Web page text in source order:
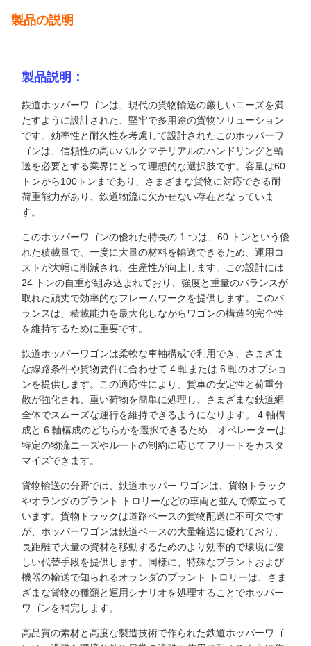
製品の説明
製品説明：
鉄道ホッパーワゴンは、現代の貨物輸送の厳しいニーズを満
たすように設計された、堅牢で多用途の貨物ソリューション
です。効率性と耐久性を考慮して設計されたこのホッパーワ
ゴンは、信頼性の高いバルクマテリアルのハンドリングと輸
送を必要とする業界にとって理想的な選択肢です。容量は60
トンから100トンまであり、さまざまな貨物に対応できる耐
荷重能力があり、鉄道物流に欠かせない存在となっていま
す。
このホッパーワゴンの優れた特長の 1 つは、60 トンという優
れた積載量で、一度に大量の材料を輸送できるため、運用コ
ストが大幅に削減され、生産性が向上します。この設計には
24 トンの自重が組み込まれており、強度と重量のバランスが
取れた頑丈で効率的なフレームワークを提供します。このバ
ランスは、積載能力を最大化しながらワゴンの構造的完全性
を維持するために重要です。
鉄道ホッパーワゴンは柔軟な車軸構成で利用でき、さまざま
な線路条件や貨物要件に合わせて 4 軸または 6 軸のオプショ
ンを提供します。この適応性により、貨車の安定性と荷重分
散が強化され、重い荷物を簡単に処理し、さまざまな鉄道網
全体でスムーズな運行を維持できるようになります。 4 軸構
成と 6 軸構成のどちらかを選択できるため、オペレーターは
特定の物流ニーズやルートの制約に応じてフリートをカスタ
マイズできます。
貨物輸送の分野では、鉄道ホッパー ワゴンは、貨物トラック
やオランダのプラント トロリーなどの車両と並んで際立って
います。貨物トラックは道路ベースの貨物配送に不可欠です
が、ホッパーワゴンは鉄道ベースの大量輸送に優れており、
長距離で大量の資材を移動するためのより効率的で環境に優
しい代替手段を提供します。同様に、特殊なプラントおよび
機器の輸送で知られるオランダのプラント トロリーは、さま
ざまな貨物の種類と運用シナリオを処理することでホッパー
ワゴンを補完します。
高品質の素材と高度な製造技術で作られた鉄道ホッパーワゴ